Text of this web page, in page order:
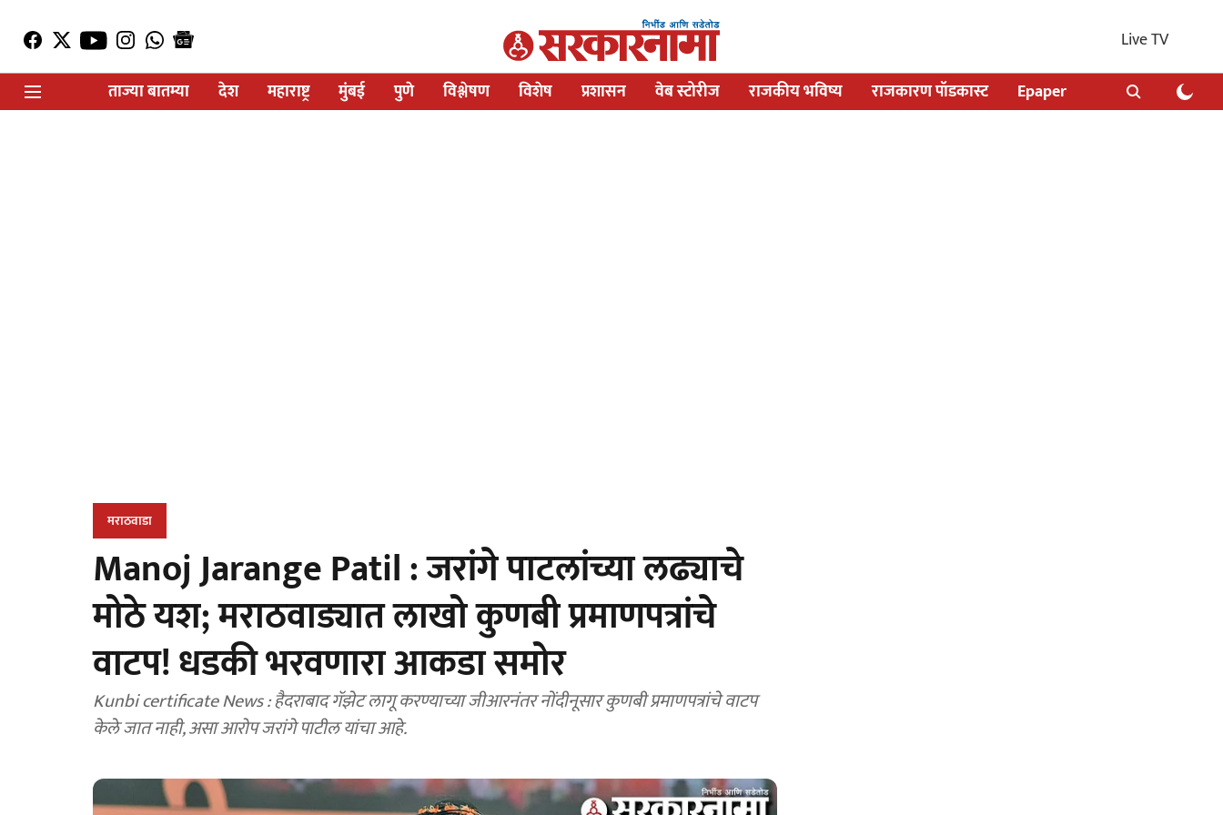
Live TV
ताज्या बातम्या
देश महाराष्ट्र मुंबई पुणे विश्लेषण विशेष प्रशासन वेब स्टोरीज राजकीय भविष्य राजकारण पॉडकास्ट Epaper
मराठवाडा
Manoj Jarange Patil : जरांगे पाटलांच्या लढ्याचे
मोठे यश; मराठवाड्यात लाखो कुणबी प्रमाणपत्रांचे
वाटप! धडकी भरवणारा आकडा समोर
Kunbi certificate News : हैदराबाद गॅझेट लागू करण्याच्या जीआरनंतर नोंदीनूसार कुणबी प्रमाणपत्रांचे वाटप
केले जात नाही, असा आरोप जरांगे पाटील यांचा आहे.